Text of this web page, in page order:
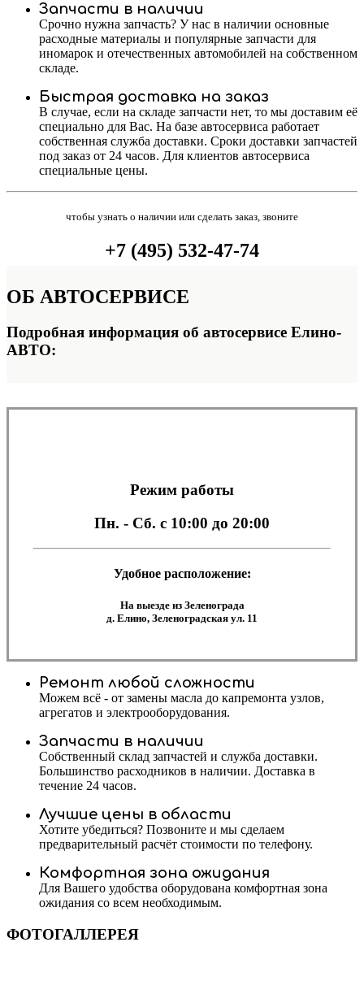
Запчасти в наличии
Срочно нужна запчасть? У нас в наличии основные
расходные материалы и популярные запчасти для
иномарок и отечественных автомобилей на собственном
складе.
Быстрая доставка на заказ
В случае, если на складе запчасти нет, то мы доставим её
специально для Вас. На базе автосервиса работает
собственная служба доставки. Сроки доставки запчастей
под заказ от 24 часов. Для клиентов автосервиса
специальные цены.
чтобы узнать о наличии или сделать заказ, звоните
+7 (495) 532-47-74
ОБ АВТОСЕРВИСЕ
Подробная информация об автосервисе Елино-
АВТО:
Режим работы
Пн. - Сб. с 10:00 до 20:00
Удобное расположение:
На выезде из Зеленограда
д. Елино, Зеленоградская ул. 11
Ремонт любой сложности
Можем всё - от замены масла до капремонта узлов,
агрегатов и электрооборудования.
Запчасти в наличии
Собственный склад запчастей и служба доставки.
Большинство расходников в наличии. Доставка в
течение 24 часов.
Лучшие цены в области
Хотите убедиться? Позвоните и мы сделаем
предварительный расчёт стоимости по телефону.
Комфортная зона ожидания
Для Вашего удобства оборудована комфортная зона
ожидания со всем необходимым.
ФОТОГАЛЛЕРЕЯ